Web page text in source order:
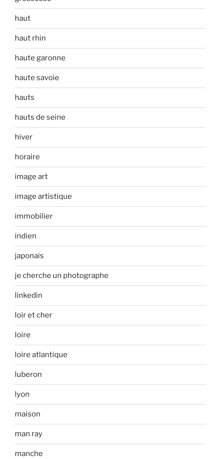
haut
haut rhin
haute garonne
haute savoie
hauts
hauts de seine
hiver
horaire
image art
image artistique
immobilier
indien
japonais
je cherche un photographe
linkedin
loir et cher
loire
loire atlantique
luberon
lyon
maison
man ray
manche